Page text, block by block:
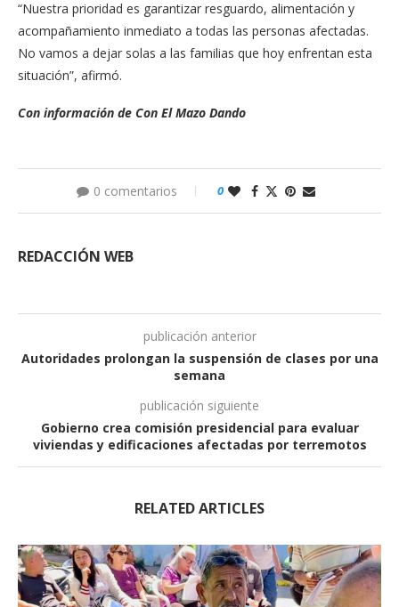
“Nuestra prioridad es garantizar resguardo, alimentación y
acompañamiento inmediato a todas las personas afectadas.
No vamos a dejar solas a las familias que hoy enfrentan esta
situación”, afirmó.
Con información de Con El Mazo Dando
0 comentarios 0
REDACCIÓN WEB
publicación anterior
Autoridades prolongan la suspensión de clases por una
semana
publicación siguiente
Gobierno crea comisión presidencial para evaluar
viviendas y edificaciones afectadas por terremotos
RELATED ARTICLES